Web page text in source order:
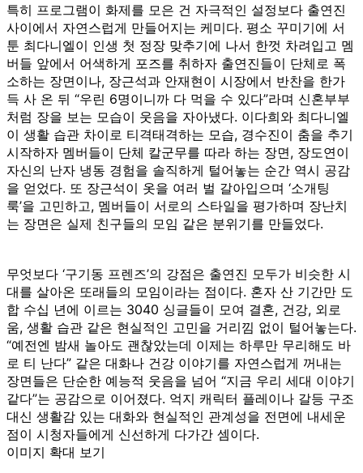
특히 프로그램이 화제를 모은 건 자극적인 설정보다 출연진
사이에서 자연스럽게 만들어지는 케미다. 평소 꾸미기에 서
툰 최다니엘이 인생 첫 정장 맞추기에 나서 한껏 차려입고 멤
버들 앞에서 어색하게 포즈를 취하자 출연진들이 단체로 폭
소하는 장면이나, 장근석과 안재현이 시장에서 반찬을 한가
득 사 온 뒤 “우린 6명이니까 다 먹을 수 있다”라며 신혼부부
처럼 장을 보는 모습이 웃음을 자아냈다. 이다희와 최다니엘
이 생활 습관 차이로 티격태격하는 모습, 경수진이 춤을 추기
시작하자 멤버들이 단체 칼군무를 따라 하는 장면, 장도연이
자신의 난자 냉동 경험을 솔직하게 털어놓는 순간 역시 공감
을 얻었다. 또 장근석이 옷을 여러 벌 갈아입으며 ‘소개팅
룩’을 고민하고, 멤버들이 서로의 스타일을 평가하며 장난치
는 장면은 실제 친구들의 모임 같은 분위기를 만들었다.
무엇보다 ‘구기동 프렌즈’의 강점은 출연진 모두가 비슷한 시
대를 살아온 또래들의 모임이라는 점이다. 혼자 산 기간만 도
합 수십 년에 이르는 3040 싱글들이 모여 결혼, 건강, 외로
움, 생활 습관 같은 현실적인 고민을 거리낌 없이 털어놓는다.
“예전엔 밤새 놀아도 괜찮았는데 이제는 하루만 무리해도 바
로 티 난다” 같은 대화나 건강 이야기를 자연스럽게 꺼내는
장면들은 단순한 예능적 웃음을 넘어 “지금 우리 세대 이야기
같다”는 공감으로 이어졌다. 억지 캐릭터 플레이나 갈등 구조
대신 생활감 있는 대화와 현실적인 관계성을 전면에 내세운
점이 시청자들에게 신선하게 다가간 셈이다.
이미지 확대 보기